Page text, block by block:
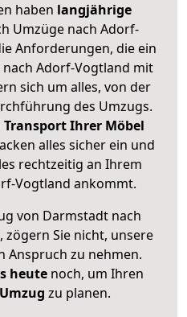
haben langjährige
Umzüge nach Adorf-
Anforderungen, die ein
Adorf-Vogtland mit
sich um alles, von der
des Umzugs.
Ihrer Möbel
alles sicher ein und
rechtzeitig an Ihrem
Vogtland ankommt.
von Darmstadt nach
Sie nicht, unsere
Anspruch zu nehmen.
heutenoch, um Ihren
zu planen.